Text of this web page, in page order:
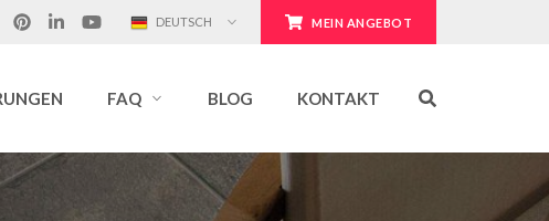
DEUTSCH MEIN ANGEBOT
FAQ BLOG KONTAKT